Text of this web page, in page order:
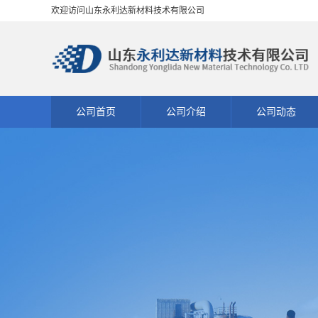
欢迎访问山东永利达新材料技术有限公司
公司首页 公司介绍 公司动态